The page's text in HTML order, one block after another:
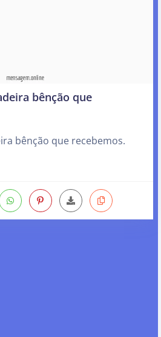
bênção que
bênção que recebemos.